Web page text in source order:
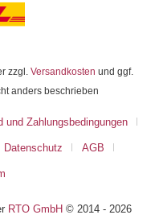
zzgl.Versandkosten und ggf.
anders beschrieben
und Zahlungsbedingungen
Datenschutz
AGB
RTO GmbH © 2014 - 2026